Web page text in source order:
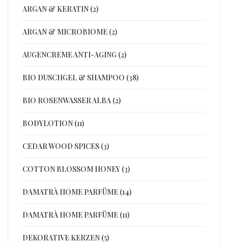
ARGAN & KERATIN (2)
ARGAN & MICROBIOME (2)
AUGENCREME ANTI-AGING (2)
BIO DUSCHGEL & SHAMPOO (38)
BIO ROSENWASSER ALBA (2)
BODYLOTION (11)
CEDAR WOOD SPICES (3)
COTTON BLOSSOM HONEY (3)
DAMATRÀ HOME PARFÜME (14)
DAMATRÀ HOME PARFÜME (11)
DEKORATIVE KERZEN (5)